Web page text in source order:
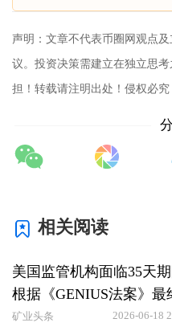
声明：文章不代表币圈网观点
议。投资决策需建立在独立思
担！转载请注明出处！侵权必究
相关阅读
美国监管机构面临35天
根据《GENIUS法案》最
稳定币规则
矿业头条 2026-06-18